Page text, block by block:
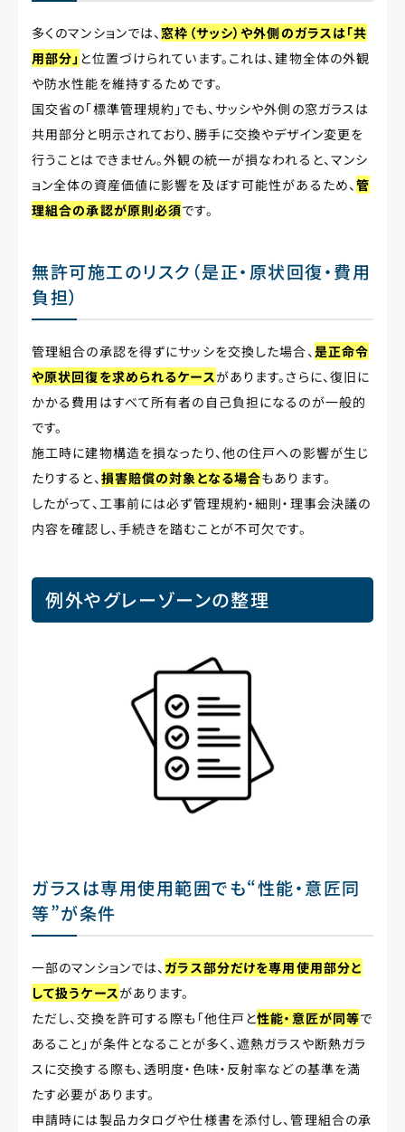
多くのマンションでは、窓枠（サッシ）や外側のガラスは「共
用部分」 と位置づけられています。これは、建物全体の外観
や防水性能を維持するためです。
国交省の「標準管理規約」でも、サッシや外側の窓ガラスは
共用部分と明示されており、勝手に交換やデザイン変更を
行うことはできません。外観の統一が損なわれると、マンシ
ョン全体の資産価値に影響を及ぼす可能性があるため、管
理組合の承認が原則必須です。
無許可施工のリスク（是正・原状回復・費用
負担）
管理組合の承認を得ずにサッシを交換した場合、是正命令
や原状回復を求められるケースがあります。さらに、復旧に
かかる費用はすべて所有者の自己負担になるのが一般的
です。
施工時に建物構造を損なったり、他の住戸への影響が生じ
たりすると、損害賠償の対象となる場合もあります。
したがって、工事前には必ず管理規約・細則・理事会決議の
内容を確認し、手続きを踏むことが不可欠です。
例外やグレーゾーンの整理
ガラスは専用使用範囲でも“性能・意匠同
等”が条件
一部のマンションでは、 ガラス部分だけを専用使用部分と
して扱うケースがあります。
ただし、交換を許可する際も「他住戸と性能・意匠が同等で
あること」が条件となることが多く、遮熱ガラスや断熱ガラ
スに交換する際も、透明度・色味・反射率などの基準を満
たす必要があります。
申請時には製品カタログや仕様書を添付し、管理組合の承